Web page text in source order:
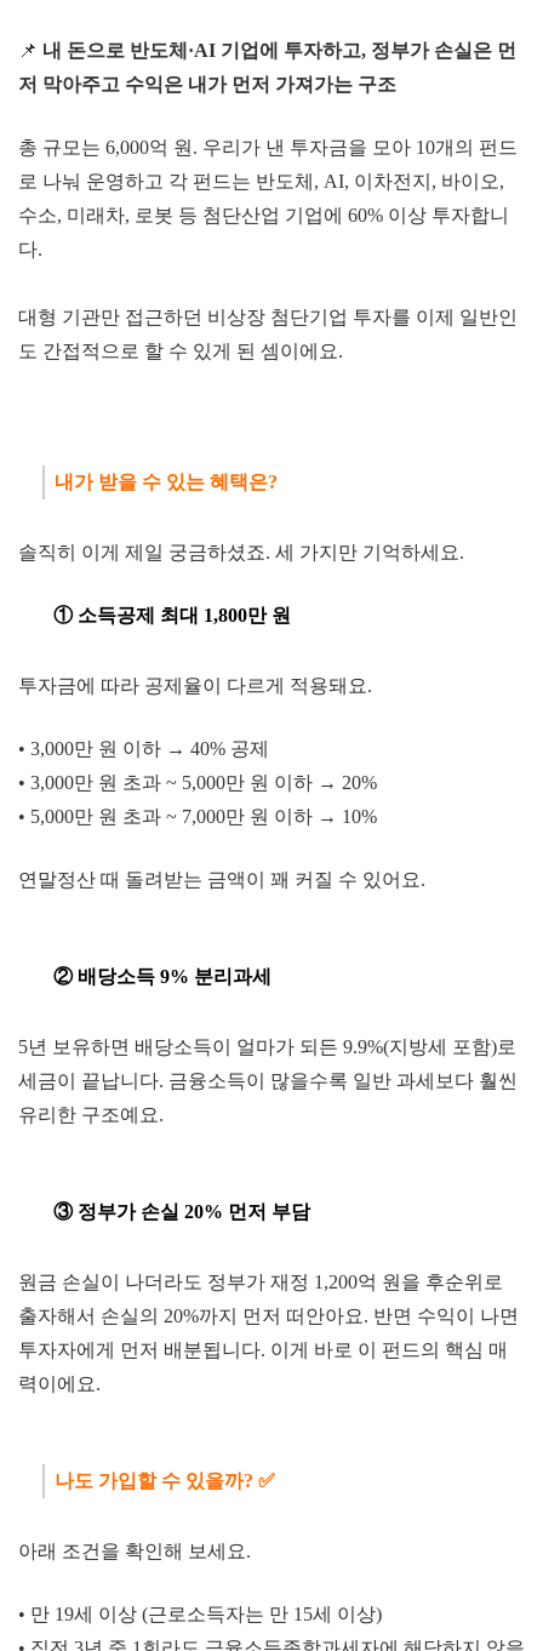
📌 내 돈으로 반도체·AI 기업에 투자하고, 정부가 손실은 먼
저 막아주고 수익은 내가 먼저 가져가는 구조
총 규모는 6,000억 원. 우리가 낸 투자금을 모아 10개의 펀드
로 나눠 운영하고 각 펀드는 반도체, AI, 이차전지, 바이오,
수소, 미래차, 로봇 등 첨단산업 기업에 60% 이상 투자합니
다.
대형 기관만 접근하던 비상장 첨단기업 투자를 이제 일반인
도 간접적으로 할 수 있게 된 셈이에요.
내가 받을 수 있는 혜택은?
솔직히 이게 제일 궁금하셨죠. 세 가지만 기억하세요.
① 소득공제 최대 1,800만 원
투자금에 따라 공제율이 다르게 적용돼요.
• 3,000만 원 이하 → 40% 공제
• 3,000만 원 초과 ~ 5,000만 원 이하 → 20%
• 5,000만 원 초과 ~ 7,000만 원 이하 → 10%
연말정산 때 돌려받는 금액이 꽤 커질 수 있어요.
② 배당소득 9% 분리 과세
5년 보유하면 배당소득이 얼마가 되든 9.9%(지방세 포함)로
세금이 끝납니다. 금융소득이 많을수록 일반 과세보다 훨씬
유리한 구조예요.
③ 정부가 손실 20% 먼저 부담
원금 손실이 나더라도 정부가 재정 1,200억 원을 후순위로
출자해서 손실의 20%까지 먼저 떠안아요. 반면 수익이 나면
투자자에게 먼저 배분됩니다. 이게 바로 이 펀드의 핵심 매
력이에요.
나도 가입할 수 있을까? ✅
아래 조건을 확인해 보세요.
• 만 19세 이상 (근로소득자는 만 15세 이상)